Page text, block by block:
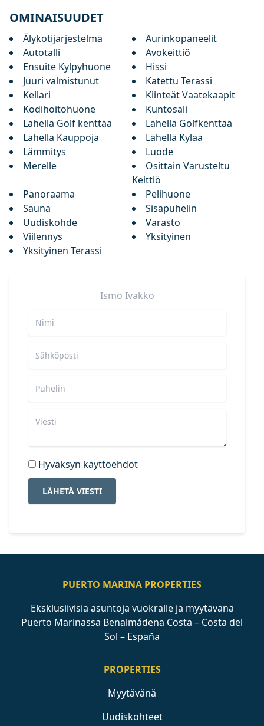
OMINAISUUDET
Älykotijärjestelmä
Aurinkopaneelit
Autotalli
Avokeittiö
Ensuite Kylpyhuone
Hissi
Juuri valmistunut
Katettu Terassi
Kellari
Kiinteät Vaatekaapit
Kodihoitohuone
Kuntosali
Lähellä Golf kenttää
Lähellä Golfkenttää
Lähellä Kauppoja
Lähellä Kylää
Lämmitys
Luode
Merelle
Osittain Varusteltu
Keittiö
Panoraama
Pelihuone
Sauna
Sisäpuhelin
Uudiskohde
Varasto
Viilennys
Yksityinen
Yksityinen Terassi
Ismo Ivakko
Hyväksyn käyttöehdot
LÄHETÄ VIESTI
PUERTO MARINA PROPERTIES
Eksklusiivisia asuntoja vuokralle ja myytävänä
Puerto Marinassa Benalmádena Costa – Costa del
Sol – España
PROPERTIES
Myytävänä
Uudiskohteet